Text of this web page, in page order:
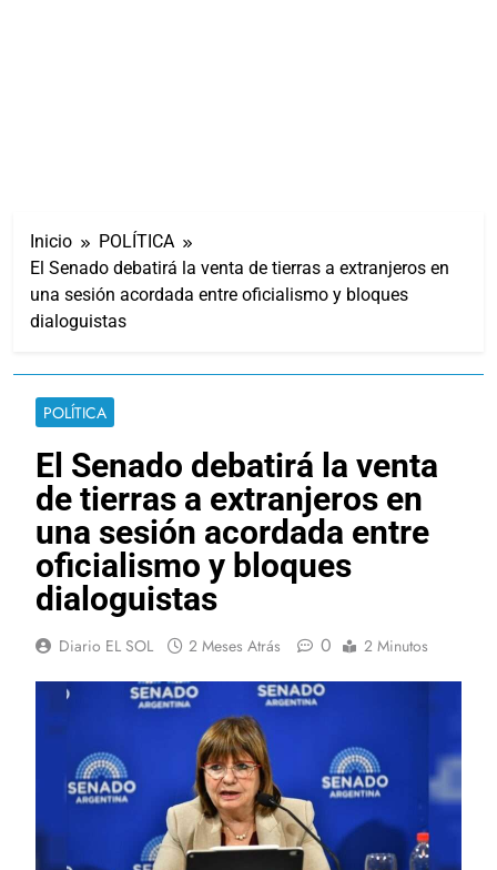
Inicio
POLÍTICA
El Senado debatirá la venta de tierras a extranjeros en
una sesión acordada entre oficialismo y bloques
dialoguistas
POLÍTICA
El Senado debatirá la venta
de tierras a extranjeros en
una sesión acordada entre
oficialismo y bloques
dialoguistas
Diario EL SOL 2 Meses Atrás 0 2 Minutos